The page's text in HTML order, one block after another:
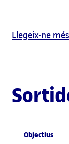
Llegeix-ne més
Objectius